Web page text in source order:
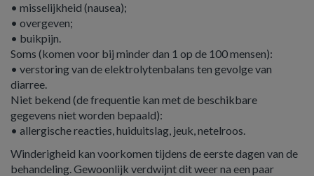
• misselijkheid (nausea);
• overgeven;
• buikpijn.
Soms (komen voor bij minder dan 1 op de 100 mensen):
• verstoring van de elektrolytenbalans ten gevolge van
diarree.
Niet bekend (de frequentie kan met de beschikbare
gegevens niet worden bepaald):
• allergische reacties, huiduitslag, jeuk, netelroos.
Winderigheid kan voorkomen tijdens de eerste dagen van de
behandeling. Gewoonlijk verdwijnt dit weer na een paar